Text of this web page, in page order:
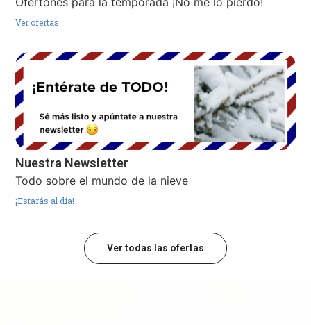
Ver ofertas
Nuestra Newsletter
Todo sobre el mundo de la nieve
¡Estarás al día!
Ver todas las ofertas